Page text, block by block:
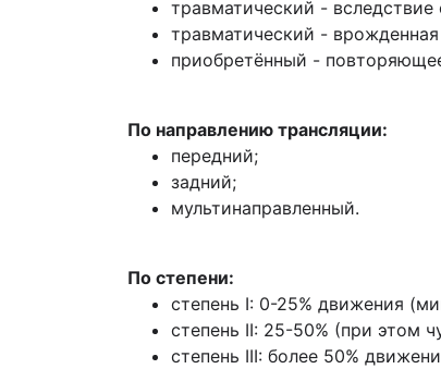
травматический -
травматический -
приобретённый -
По направлению трансляции:
передний;
задний;
мультинаправленный.
По степени:
степень I: 0-25% движения
степень II: 25-50% (при этом
степень III: более 50%